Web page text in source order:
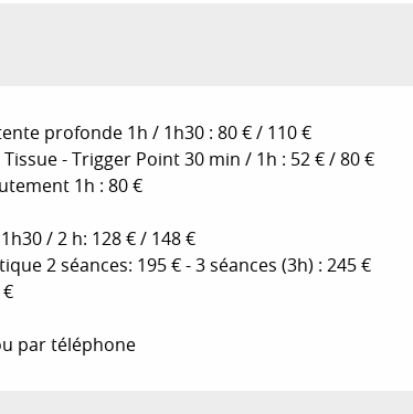
profonde 1h / 1h30 : 80 € / 110 €
- Trigger Point 30 min / 1h : 52 € / 80 €
1h : 80 €
/ 2 h: 128 € / 148 €
2 séances: 195 € - 3 séances (3h) : 245 €
par téléphone